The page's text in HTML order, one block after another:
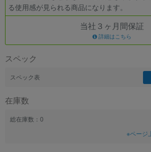
る使用感が見られる商品になります。
当社３ヶ月間保証
詳細はこちら
スペック
スペック表
在庫数
総在庫数：0
※ページ
メモリ